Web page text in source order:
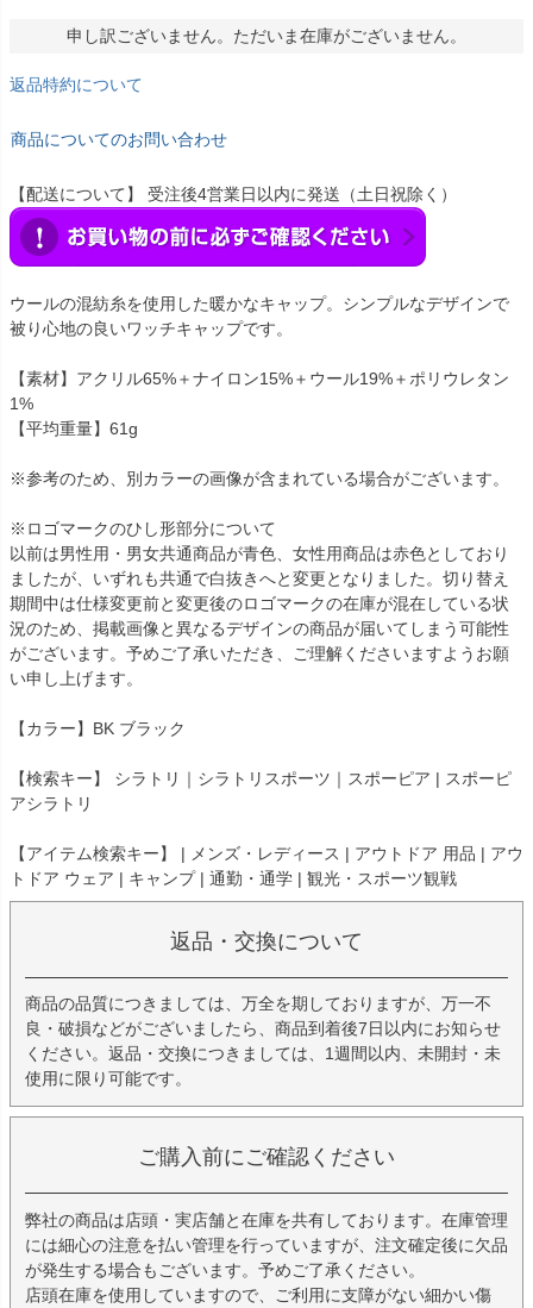
申し訳ございません。ただいま在庫がございません。
返品特約について
商品についてのお問い合わせ
【配送について】 受注後4営業日以内に発送（土日祝除く）
ウールの混紡糸を使用した暖かなキャップ。シンプルなデザインで
被り心地の良いワッチキャップです。
【素材】アクリル65%＋ナイロン15%＋ウール19%＋ポリウレタン
1%
【平均重量】61g
※参考のため、別カラーの画像が含まれている場合がございます。
※ロゴマークのひし形部分について
以前は男性用・男女共通商品が青色、女性用商品は赤色としており
ましたが、いずれも共通で白抜きへと変更となりました。切り替え
期間中は仕様変更前と変更後のロゴマークの在庫が混在している状
況のため、掲載画像と異なるデザインの商品が届いてしまう可能性
がございます。予めご了承いただき、ご理解くださいますようお願
い申し上げます。
【カラー】BK ブラック
【検索キー】 シラトリ｜シラトリスポーツ｜スポーピア | スポーピ
アシラトリ
【アイテム検索キー】 | メンズ・レディース | アウトドア 用品 | アウ
トドア ウェア | キャンプ | 通勤・通学 | 観光・スポーツ観戦
返品・交換について
商品の品質につきましては、万全を期しておりますが、万一不
良・破損などがございましたら、商品到着後7日以内にお知らせ
ください。返品・交換につきましては、1週間以内、未開封・未
使用に限り可能です。
ご購入前にご確認ください
弊社の商品は店頭・実店舗と在庫を共有しております。在庫管理
には細心の注意を払い管理を行っていますが、注文確定後に欠品
が発生する場合もございます。予めご了承ください。
店頭在庫を使用していますので、ご利用に支障がない細かい傷